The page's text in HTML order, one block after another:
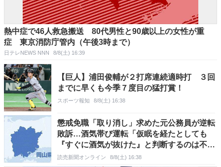
熱中症で46人救急搬送 80代男性と90歳以上の女性が重
症 東京消防庁管内（午後3時まで）
日テレNEWS NNN 8/8(土) 16:39
【巨人】浦田俊輔が２打席連続適時打 ３回
までに早くも今季７度目の猛打賞！
スポーツ報知 8/8(土) 16:38
懲戒免職「取り消し」求めた元公務員が逆転
敗訴…酒気帯び運転「仮眠を経たとしても
『すぐに酒気が抜けた』と判断するのは不合
理」指摘
読売新聞オンライン 8/8(土) 16:38